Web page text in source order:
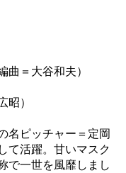
曲＝大谷和夫）
昭）
名ピッチャー＝定岡
て活躍。甘いマスク
で一世を風靡しまし